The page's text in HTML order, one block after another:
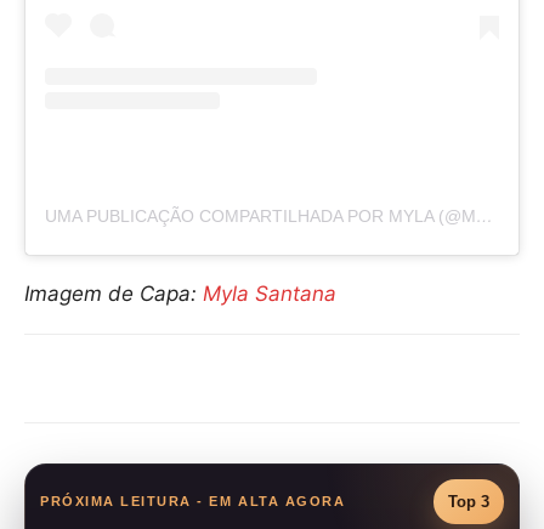
UMA PUBLICAÇÃO COMPARTILHADA POR MYLA (@MYLASANTANA)
Imagem de Capa: Myla Santana
PRÓXIMA LEITURA - EM ALTA AGORA Top 3